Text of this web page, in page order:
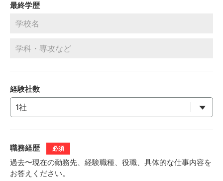
最終学歴
経験社数
職務経歴 必須
過去〜現在の勤務先、経験職種、役職、具体的な仕事内容を
お答えください。